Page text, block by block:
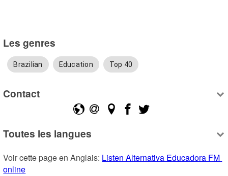
Les genres
Brazilian Education Top 40
Contact
Toutes les langues
Voir cette page en Anglais: Listen Alternativa Educadora FM
online